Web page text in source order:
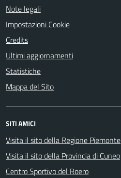
Note legali
Impostazioni Cookie
Credits
Ultimi aggiornamenti
Statistiche
Mappa del Sito
SITI AMICI
Visita il sito della Regione Piemonte
Visita il sito della Provincia di Cuneo
Centro Sportivo del Roero